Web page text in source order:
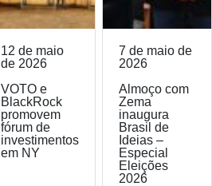
12 de maio
de 2026
VOTO e
BlackRock
promovem
fórum de
investimentos
em NY
7 de maio de
2026
Almoço com
Zema
inaugura
Brasil de
Ideias –
Especial
Eleições
2026